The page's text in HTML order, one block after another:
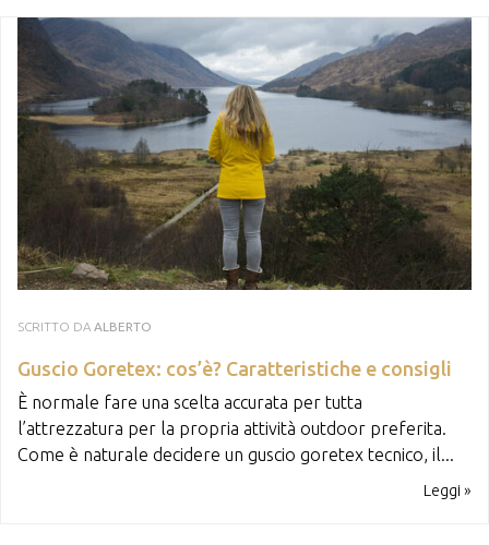
SCRITTO DA ALBERTO
Guscio Goretex: cos’è? Caratteristiche e consigli
È normale fare una scelta accurata per tutta
l’attrezzatura per la propria attività outdoor preferita.
Come è naturale decidere un guscio goretex tecnico, il...
Leggi »